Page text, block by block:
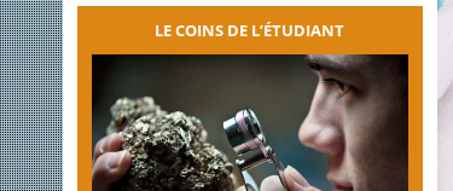
LE COINS DE L’ÉTUDIANT